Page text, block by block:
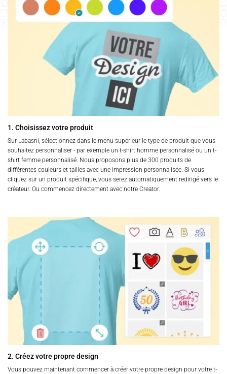
1. Choisissez votre produit
Sur Labasni, sélectionnez dans le menu supérieur le type de produit que vous
souhaitez personnaliser - par exemple un t-shirt homme personnalisé ou un t-
shirt femme personnalisé. Nous proposons plus de 300 produits de
différentes couleurs et tailles avec une impression personnalisée. Si vous
cliquez sur un produit spécifique, vous serez automatiquement redirigé vers le
créateur. Ou commencez directement avec notre Creator.
2. Créez votre propre design
Vous pouvez maintenant commencer à créer votre propre design pour votre t-